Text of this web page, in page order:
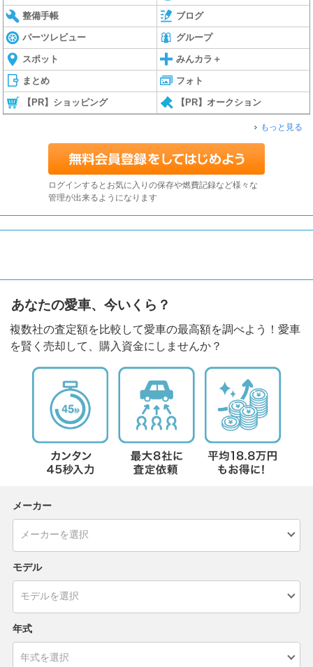
整備手帳 ブログ
パーツレビュー グループ
スポット みんカラ＋
まとめ フォト
【PR】ショッピング 【PR】オークション
もっと見る
ログインするとお気に入りの保存や燃費記録など様々な
管理が出来るようになります
あなたの愛車、今いくら？
複数社の査定額を比較して愛車の最高額を調べよう！愛車
を賢く売却して、購入資金にしませんか？
メーカー
モデル
年式